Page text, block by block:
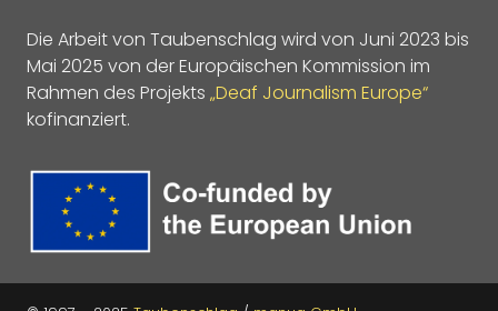
Die Arbeit von Taubenschlag wird von Juni 2023 bis
Mai 2025 von der Europäischen Kommission im
Rahmen des Projekts „Deaf Journalism Europe“
kofinanziert.